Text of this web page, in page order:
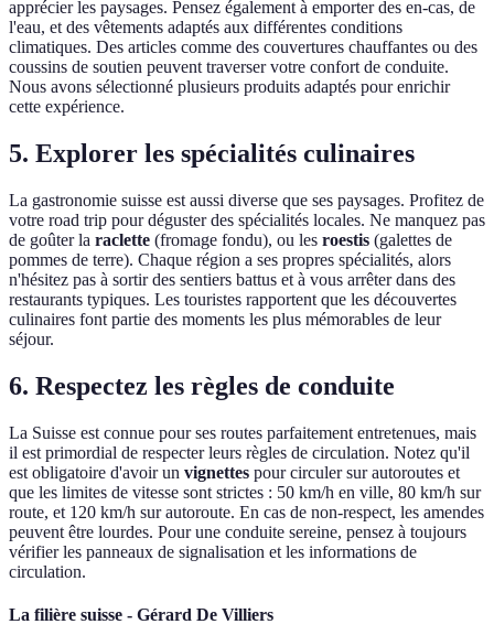
apprécier les paysages. Pensez également à emporter des en-cas, de
l'eau, et des vêtements adaptés aux différentes conditions
climatiques. Des articles comme des couvertures chauffantes ou des
coussins de soutien peuvent traverser votre confort de conduite.
Nous avons sélectionné plusieurs produits adaptés pour enrichir
cette expérience.
5. Explorer les spécialités culinaires
La gastronomie suisse est aussi diverse que ses paysages. Profitez de
votre road trip pour déguster des spécialités locales. Ne manquez pas
de goûter la raclette (fromage fondu), ou les roestis (galettes de
pommes de terre). Chaque région a ses propres spécialités, alors
n'hésitez pas à sortir des sentiers battus et à vous arrêter dans des
restaurants typiques. Les touristes rapportent que les découvertes
culinaires font partie des moments les plus mémorables de leur
séjour.
6. Respectez les règles de conduite
La Suisse est connue pour ses routes parfaitement entretenues, mais
il est primordial de respecter leurs règles de circulation. Notez qu'il
est obligatoire d'avoir un vignettes pour circuler sur autoroutes et
que les limites de vitesse sont strictes : 50 km/h en ville, 80 km/h sur
route, et 120 km/h sur autoroute. En cas de non-respect, les amendes
peuvent être lourdes. Pour une conduite sereine, pensez à toujours
vérifier les panneaux de signalisation et les informations de
circulation.
La filière suisse - Gérard De Villiers